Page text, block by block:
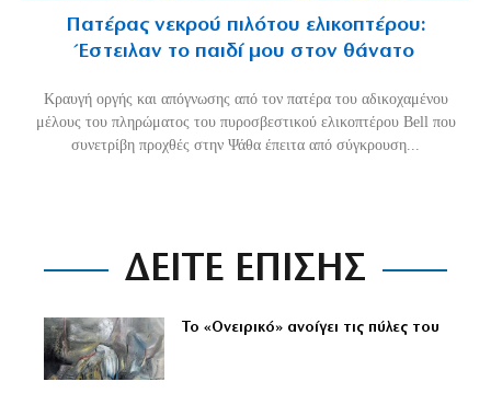
Πατέρας νεκρού πιλότου ελικοπτέρου:
Έστειλαν το παιδί μου στον θάνατο
Κραυγή οργής και απόγνωσης από τον πατέρα του αδικοχαμένου
μέλους του πληρώματος του πυροσβεστικού ελικοπτέρου Bell που
συνετρίβη προχθές στην Ψάθα έπειτα από σύγκρουση...
ΔΕΙΤΕ ΕΠΙΣΗΣ
Το «Ονειρικό» ανοίγει τις πύλες του